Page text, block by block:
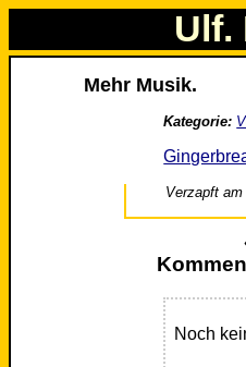
Ulf.
Mehr Musik.
Kategorie:
Verzapft
Noch